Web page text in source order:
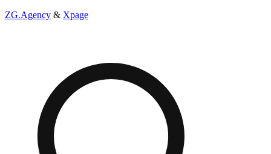
ZG.Agency & Xpage